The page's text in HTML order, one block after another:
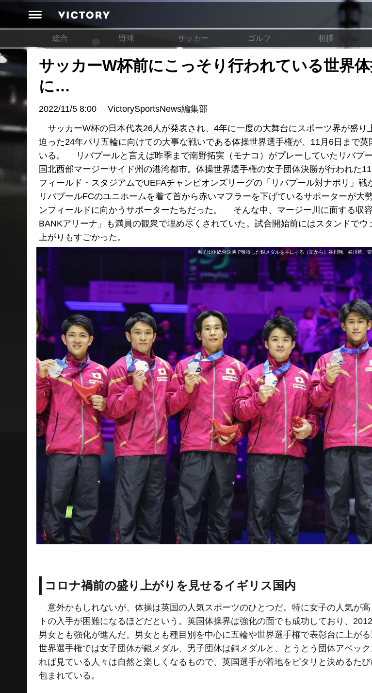
総合 野球 サッカー ゴルフ 相撲
サッカーW杯前にこっそり行われている世界
に…
2022/11/5 8:00
VictorySportsNews編集部
サッカーW杯の日本代表26人が発表され、4年に一度の大舞台にスポーツ界が盛り
迫った24年パリ五輪に向けての大事な戦いである体操世界選手権が、11月6日まで英
いる。 リバプールと言えば昨季まで南野拓実（モナコ）がプレーしていたリバプ
国北西部マージーサイド州の港湾都市。体操世界選手権の女子団体決勝が行われた
フィールド・スタジアムでUEFAチャンピオンズリーグの「リバプール対ナポリ」戦
リバプールFCのユニホームを着て首から赤いマフラーを下げているサポーターが大
ンフィールドに向かうサポーターたちだった。 そんな中、マージー川に面する収
BANKアリーナ」も満員の観衆で埋め尽くされていた。試合開始前にはスタンドでウ
上がりもすごかった。
男子団体総合決勝で獲得した銀メダルを手にする（左から）谷川翔、谷川航、
コロナ禍前の盛り上がりを見せるイギリス国内
意外かもしれないが、体操は英国の人気スポーツのひとつだ。特に女子の人気が
トの入手が困難になるほどだという。英国体操界は強化の面でも成功しており、
男女とも強化が進んだ。男女とも種目別を中心に五輪や世界選手権で表彰台に上が
世界選手権では女子団体が銀メダル、男子団体は銅メダルと、とうとう団体アベッ
れば見ている人々は自然と楽しくなるもので、英国選手が着地をピタリと決めるた
包まれている。